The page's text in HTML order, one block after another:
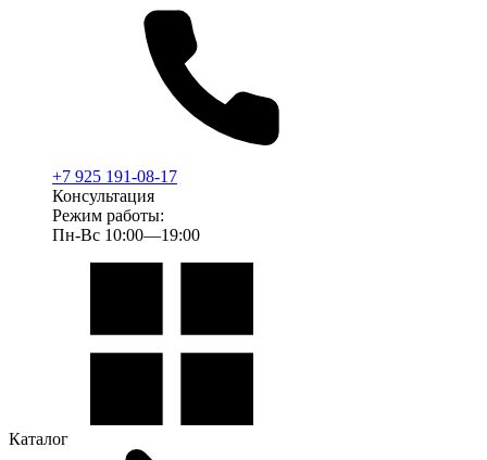
+7 925 191-08-17
Консультация
Режим работы:
Пн-Вс 10:00—19:00
Каталог